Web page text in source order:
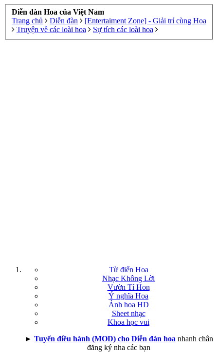
Diễn đàn Hoa của Việt Nam
Trang chủ
Diễn đàn
[Entertaiment Zone] - Giải trí cùng Hoa
Truyện về các loài hoa
Sự tích các loài hoa
Từ điển Hoa
Nhạc Không Lời
Vườn Tí Hon
Ý nghĩa Hoa
Ảnh hoa HD
Sheet nhạc
Khoa học vui
► Tuyển điều hành (MOD) cho Diễn đàn hoa nhanh chân
đăng ký nha các bạn